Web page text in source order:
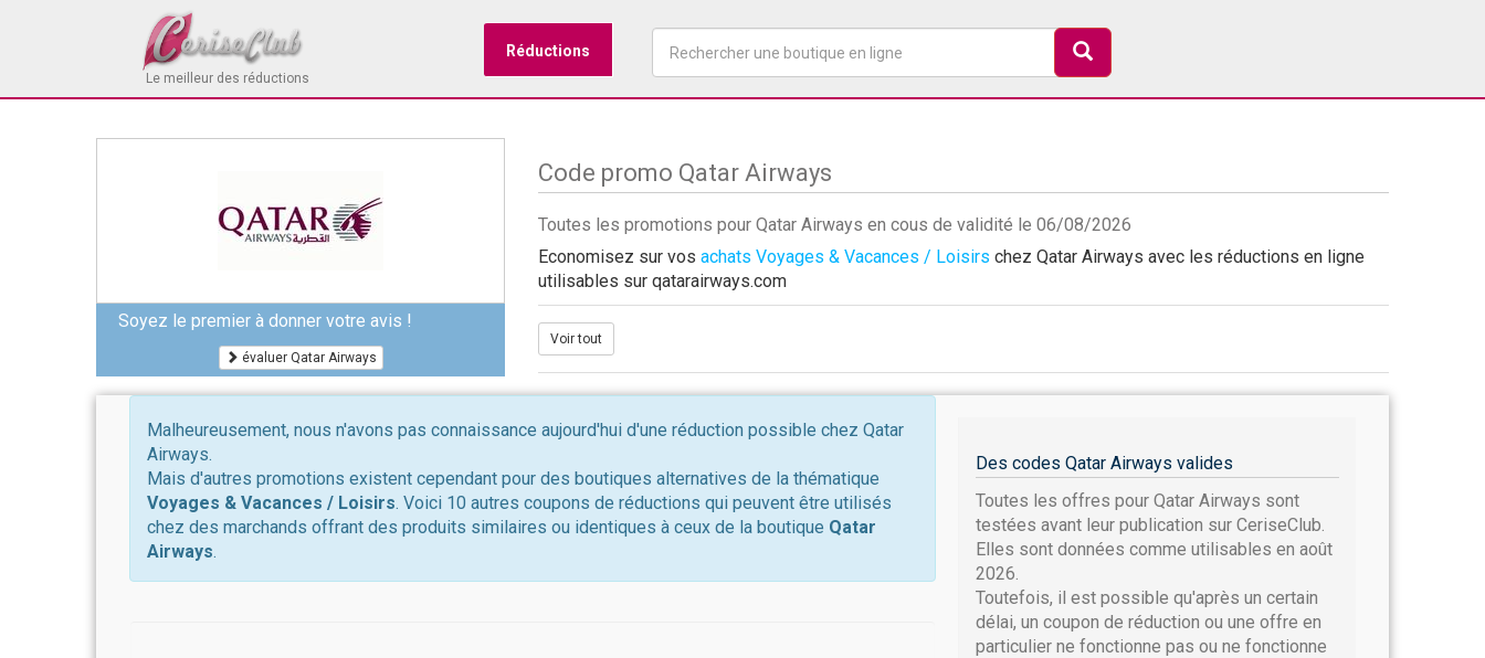
Le meilleur des réductions
Réductions
Soyez le premier à donner votre avis !
évaluer Qatar Airways
Code promo Qatar Airways
Toutes les promotions pour Qatar Airways en cous de validité le 06/08/2026
Economisez sur vos achats Voyages & Vacances / Loisirs chez Qatar Airways avec les réductions en ligne
utilisables sur qatarairways.com
Voir tout
Malheureusement, nous n'avons pas connaissance aujourd'hui d'une réduction possible chez Qatar
Airways.
Mais d'autres promotions existent cependant pour des boutiques alternatives de la thématique
Voyages & Vacances / Loisirs. Voici 10 autres coupons de réductions qui peuvent être utilisés
chez des marchands offrant des produits similaires ou identiques à ceux de la boutique Qatar
Airways.
Des codes Qatar Airways valides
Toutes les offres pour Qatar Airways sont
testées avant leur publication sur CeriseClub.
Elles sont données comme utilisables en août
2026.
Toutefois, il est possible qu'après un certain
délai, un coupon de réduction ou une offre en
particulier ne fonctionne pas ou ne fonctionne